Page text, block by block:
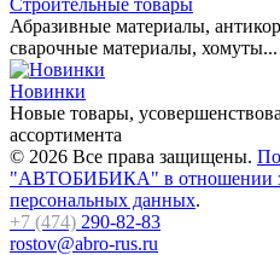
Абразивные материалы,
сварочные материалы, хомуты...
Новинки
Новые товары,
ассортимента
© 2026 Все права защищены.
"АВТОБИБИКА" в отношении
персональных данных.
+7 (474) 290-82-83
rostov@abro-rus.ru